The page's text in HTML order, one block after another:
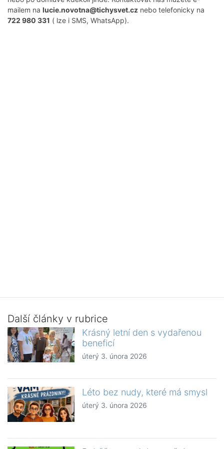
mailem na lucie.novotna@tichysvet.cz nebo telefonicky na
722 980 331 ( lze i SMS, WhatsApp).
Další články v rubrice
Krásný letní den s vydařenou
beneficí
úterý 3. února 2026
Léto bez nudy, které má smysl
úterý 3. února 2026